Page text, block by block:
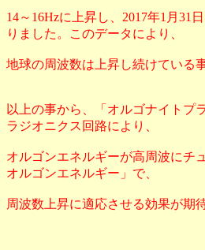
14～16Hzに上昇し、2017年1月31
りました。このデータにより、
地球の周波数は上昇し続けている
以上の事から、「オルゴナイトプ
ラジオニクス回路により、
オルゴンエネルギーが高周波にチ
オルゴンエネルギー」で、
周波数上昇に適応させる効果が期